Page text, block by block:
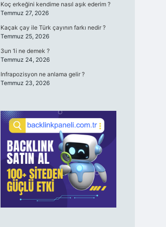
Koç erkeğini kendime nasıl aşık ederim ?
Temmuz 27, 2026
Kaçak çay ile Türk çayının farkı nedir ?
Temmuz 25, 2026
3un 1i ne demek ?
Temmuz 24, 2026
Infrapozisyon ne anlama gelir ?
Temmuz 23, 2026